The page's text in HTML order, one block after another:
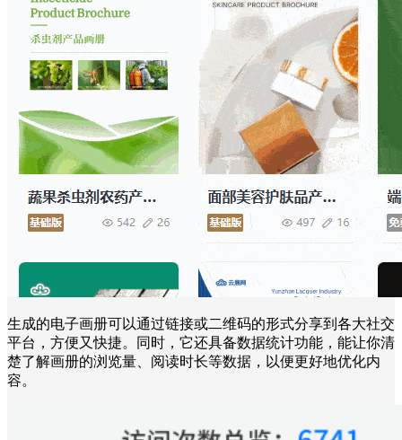
生成的电子画册可以通过链接或二维码的形式分享到各大社交
平台，方便又快捷。同时，它还具备数据统计功能，能让你清
楚了解画册的浏览量、阅读时长等数据，以便更好地优化内
容。